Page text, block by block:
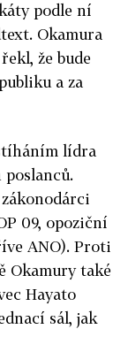
podle ní
Okamura
že bude
a za
lídra
poslanců.
09, opoziční
ANO). Proti
Okamury také
Hayato
sál, jak